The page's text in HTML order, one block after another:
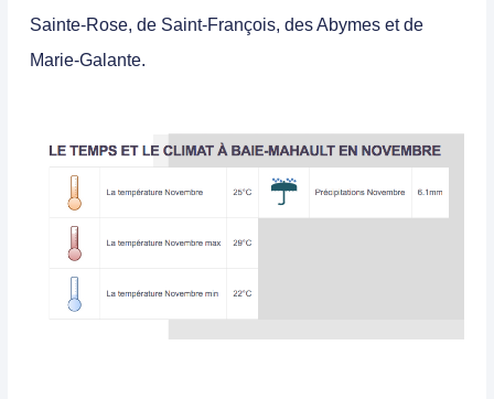
Sainte-Rose, de Saint-François, des Abymes et de
Marie-Galante.